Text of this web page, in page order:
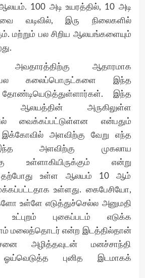
100 அடி உயரத்தில், 10 அடி
வடிவில், இரு நிலைகளில்
மற்றும் பல சிறிய ஆலயங்களையும்
அவதாரத்திற்கு ஆதாரமாக
பல கலைப்பொருட்களை இந்த
தோண்டியெடுத்துள்ளார்கள். இந்த
ஆலயத்தின் அருகிலுள்ள
வைக்கப்பட்டுள்ளன என்பதும்
இக்கோவில் அளவிற்கு வேறு எந்த
அளவிற்கு முகலாய
உள்ளாகியிருக்கும் என்று
தற்போது உள்ள ஆலயம் 10 ஆம்
உள்ளது. கைபேசியோ,
உள்ளே எடுத்துச்செல்ல அனுமதி
உட்புறம் புகைப்படம் எடுக்க
மலைத்தொடர் என்ற இடத்தில்தான்
அழித்தவுடன் மனச்சாந்தி
ஓய்வெடுத்த புனித இடமாகக்